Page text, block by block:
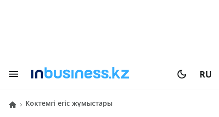
RU
көктемгі егіс жұмыстары